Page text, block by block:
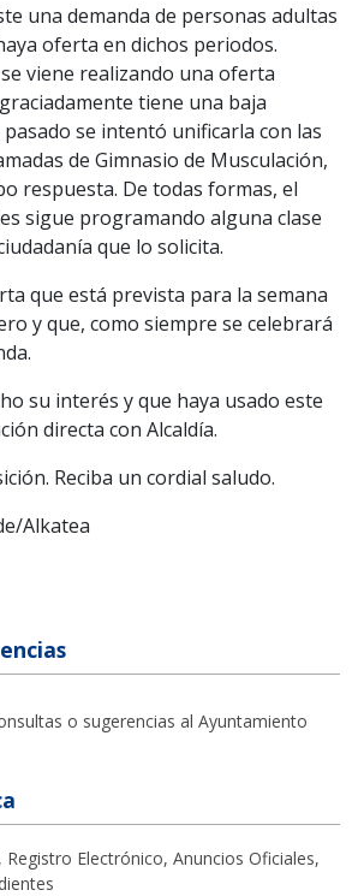
una demanda de personas adultas
oferta en dichos periodos.
viene realizando una oferta
tiene una baja
pasado se intentó unificarla con las
de Gimnasio de Musculación,
respuesta. De todas formas, el
sigue programando alguna clase
que lo solicita.
que está prevista para la semana
y que, como siempre se celebrará
su interés y que haya usado este
directa con Alcaldía.
Reciba un cordial saludo.
Alkatea
o sugerencias al Ayuntamiento
Registro Electrónico, Anuncios Oficiales,